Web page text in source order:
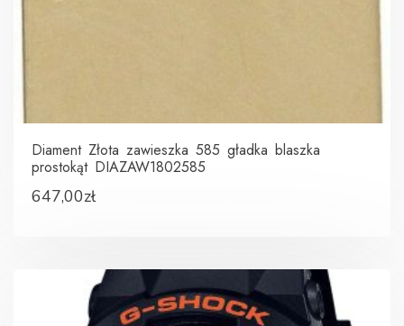
Diament Złota zawieszka 585 gładka blaszka
prostokąt DIAZAW1802585
647,00zł